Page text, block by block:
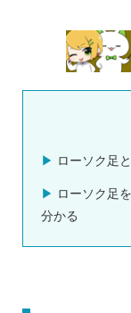
ローソク足
ローソク足
分かる